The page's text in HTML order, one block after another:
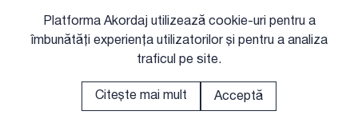
Platforma Akordaj utilizează cookie-uri pentru a
îmbunătăți experiența utilizatorilor și pentru a analiza
traficul pe site.
Citește mai mult Acceptă